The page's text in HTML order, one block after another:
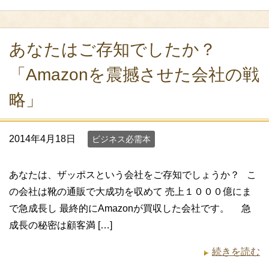
あなたはご存知でしたか？
「Amazonを震撼させた会社の戦
略」
2014年4月18日 ビジネス必需本
あなたは、ザッポスという会社をご存知でしょうか？ こ
の会社は靴の通販で大成功を収めて 売上１０００億にま
で急成長し 最終的にAmazonが買収した会社です。 急
成長の秘密は顧客満 […]
続きを読む